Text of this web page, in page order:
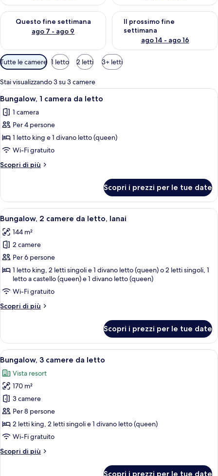
Questo fine settimana
ago 7 - ago 9
Verifica la disponibilità per questo fine settimana, ago 7 - ago
Il prossimo fine
settimana
ago 14 - ago 16
Verifica la disponibilità per il
Filtri
disponibili
per
le
camere
Tutte le camere 1 letto 2 letti 3+ letti
Stai visualizzando 3 su 3 camere
Apri
tutte
le
foto
per
Bungalow,
1
camera
letto
Un soggiorno con divano, due
8
Bungalow, 1 camera da letto
1 camera
Per 4 persone
1 letto king e 1 divano letto (queen)
Wi-Fi gratuito
Scopri di più
Altri
1
camera
da
letto
Scopri i prezzi per le tue date
Apri
tutte
le
foto
per
Bungalow,
camere
da
letto,
Una veranda con tavolo e sedie,
10
Bungalow, 2 camere da letto, lanai
144 m²
2 camere
Per 6 persone
1 letto king, 2 letti singoli e 1 divano letto (queen) o 2 letti singoli, 1
letto a castello (queen) e 1 divano letto (queen)
Wi-Fi gratuito
Scopri di più
Altri
2
camere
da
letto,
lanai
Scopri i prezzi per le tue date
Apri
tutte
le
foto
per
Bungalow,
3
camere
letto
Un soggiorno con divano, tavolino
8
Bungalow, 3 camere da letto
Vista resort
170 m²
3 camere
Per 8 persone
2 letti king, 2 letti singoli e 1 divano letto (queen)
Wi-Fi gratuito
Scopri di più
Altri
Scopri i prezzi per le tue date